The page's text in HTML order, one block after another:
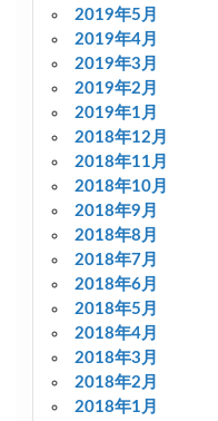
2019年5月
2019年4月
2019年3月
2019年2月
2019年1月
2018年12月
2018年11月
2018年10月
2018年9月
2018年8月
2018年7月
2018年6月
2018年5月
2018年4月
2018年3月
2018年2月
2018年1月